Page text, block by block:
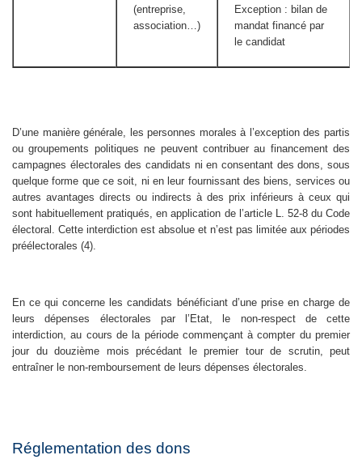
(entreprise,
association…)
Exception : bilan de
mandat financé par
le candidat
D’une manière générale, les personnes morales à l’exception des partis
ou groupements politiques ne peuvent contribuer au financement des
campagnes électorales des candidats ni en consentant des dons, sous
quelque forme que ce soit, ni en leur fournissant des biens, services ou
autres avantages directs ou indirects à des prix inférieurs à ceux qui
sont habituellement pratiqués, en application de l’article L. 52-8 du Code
électoral. Cette interdiction est absolue et n’est pas limitée aux périodes
préélectorales (4).
En ce qui concerne les candidats bénéficiant d’une prise en charge de
leurs dépenses électorales par l’Etat, le non-respect de cette
interdiction, au cours de la période commençant à compter du premier
jour du douzième mois précédant le premier tour de scrutin, peut
entraîner le non-remboursement de leurs dépenses électorales.
Réglementation des dons